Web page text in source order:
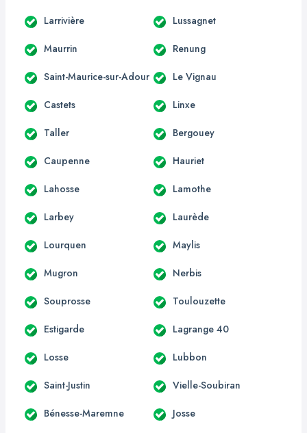
Larrivière Lussagnet
Maurrin Renung
Saint-Maurice-sur-Adour Le Vignau
Castets Linxe
Taller Bergouey
Caupenne Hauriet
Lahosse Lamothe
Larbey Laurède
Lourquen Maylis
Mugron Nerbis
Souprosse Toulouzette
Estigarde Lagrange 40
Losse Lubbon
Saint-Justin Vielle-Soubiran
Bénesse-Maremne Josse